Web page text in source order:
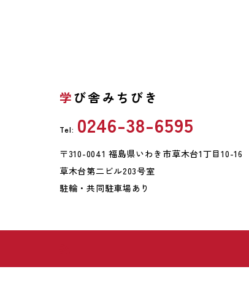
学び舎みちびき
Tel: 0246-38-6595
〒310-0041 福島県いわき市草木台1丁目10-16
草木台第二ビル203号室
駐輪・共同駐車場あり